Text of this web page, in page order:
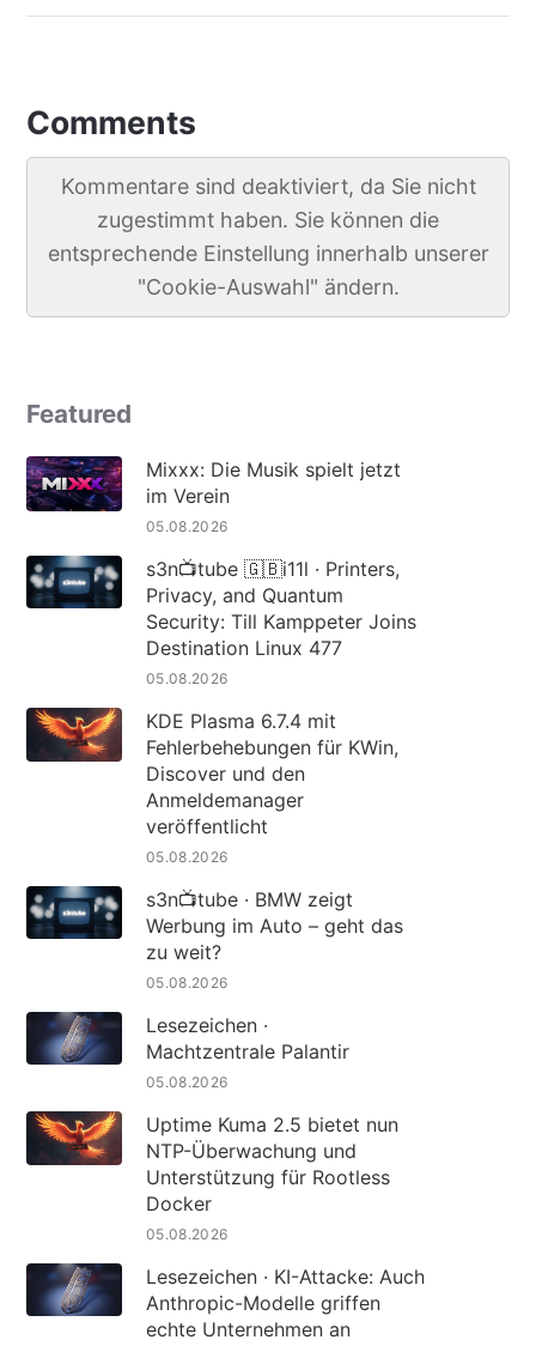
Comments
Kommentare sind deaktiviert, da Sie nicht
zugestimmt haben. Sie können die
entsprechende Einstellung innerhalb unserer
"Cookie-Auswahl" ändern.
Featured
Mixxx: Die Musik spielt jetzt
im Verein
05.08.2026
s3n📺tube 🇬🇧i11l · Printers,
Privacy, and Quantum
Security: Till Kamppeter Joins
Destination Linux 477
05.08.2026
KDE Plasma 6.7.4 mit
Fehlerbehebungen für KWin,
Discover und den
Anmeldemanager
veröffentlicht
05.08.2026
s3n📺tube · BMW zeigt
Werbung im Auto – geht das
zu weit?
05.08.2026
Lesezeichen ·
Machtzentrale Palantir
05.08.2026
Uptime Kuma 2.5 bietet nun
NTP-Überwachung und
Unterstützung für Rootless
Docker
05.08.2026
Lesezeichen · KI-Attacke: Auch
Anthropic-Modelle griffen
echte Unternehmen an